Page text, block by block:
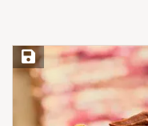
Save Recipe